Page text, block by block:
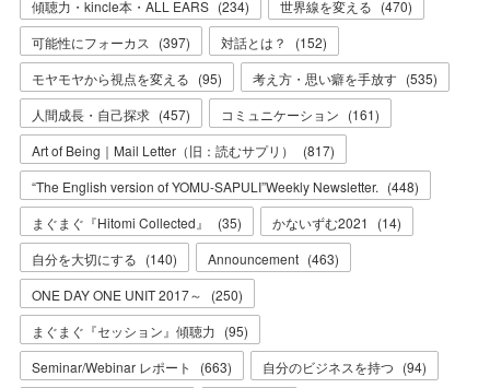
傾聴力・kincle本・ALL EARS (234) 世界線を変える (470)
可能性にフォーカス
(397) 対話とは？ (152)
モヤモヤから視点を変える (95) 考え方・思い癖を手放す (535)
人間成長・自己探求 (457) コミュニケーション (161)
Art of Being｜Mail Letter（旧：読むサプリ）
(817)
“The English version of YOMU-SAPULI”Weekly Newsletter. (448)
まぐまぐ『Hitomi Collected』
(35) かないずむ2021 (14)
自分を大切にする (140) Announcement (463)
ONE DAY ONE UNIT 2017～
(250)
まぐまぐ『セッション』傾聴力 (95)
Seminar/Webinar レポート
(663) 自分のビジネスを持つ (94)